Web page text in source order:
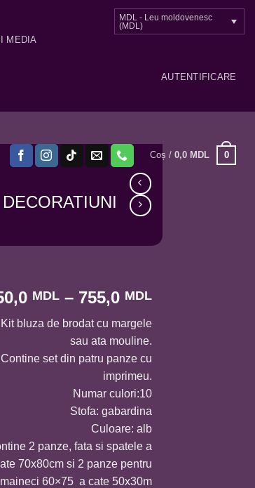
MEDIA
MDL - Leu moldovenesc
(MDL)
AUTENTIFICARE
Coș /0,0 MDL 0
MDL – 755,0 MDLInterval
prețuri:
755,0 MDL
Kit bluza de brodat cu margele
sau ata mouline.
Contine set din patru panze cu
imprimeu.
Numar culori:10
Stofa: gabardina
Culoare: alb
2 panze, fata si spatele a
70x80cm si 2 panze pentru
maineci 60×75 a cate 50x30m